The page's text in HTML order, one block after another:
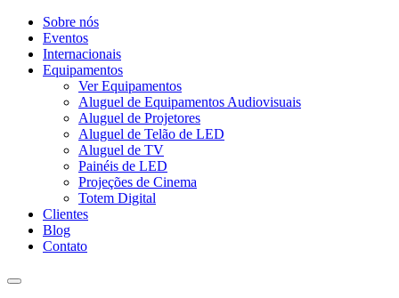
Sobre nós
Eventos
Internacionais
Equipamentos
Ver Equipamentos
Aluguel de Equipamentos Audiovisuais
Aluguel de Projetores
Aluguel de Telão de LED
Aluguel de TV
Painéis de LED
Projeções de Cinema
Totem Digital
Clientes
Blog
Contato